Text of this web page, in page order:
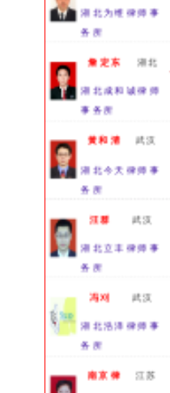
湖北为维律师事
务所
詹定东 湖北
湖北成和诚律师
事务所
黄和清 武汉
湖北今天律师事
务所
汪群 武汉
湖北立丰律师事
务所
冯刈 武汉
湖北浩泽律师事
务所
南京律 江苏